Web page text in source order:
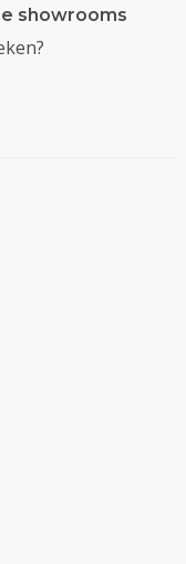
showrooms